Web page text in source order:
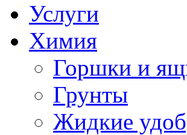
Услуги
Химия
Горшки и
Грунты
Жидкие